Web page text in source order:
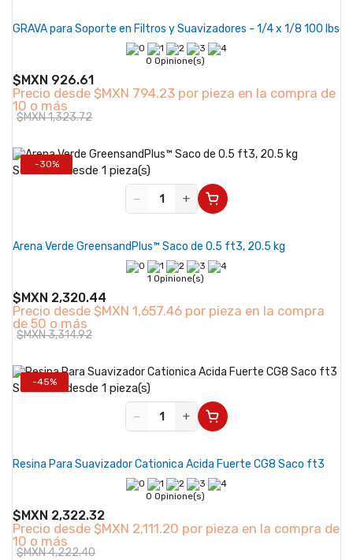
GRAVA para Soporte en Filtros y Suavizadores - 1/4 x 1/8 100 lbs
0 Opinione(s)
$MXN 926.61
Precio desde $MXN 794.23 por pieza en la compra de
10 o más
$MXN 1,323.72
-30%
Se vende desde 1 pieza(s)
−
+
Arena Verde GreensandPlus™ Saco de 0.5 ft3, 20.5 kg
1 Opinione(s)
$MXN 2,320.44
Precio desde $MXN 1,657.46 por pieza en la compra
de 50 o más
$MXN 3,314.92
-45%
Se vende desde 1 pieza(s)
−
+
Resina Para Suavizador Cationica Acida Fuerte CG8 Saco ft3
0 Opinione(s)
$MXN 2,322.32
Precio desde $MXN 2,111.20 por pieza en la compra de
10 o más
$MXN 4,222.40